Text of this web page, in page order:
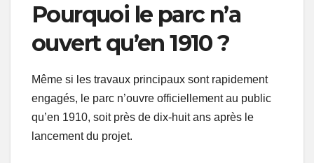
Pourquoi le parc n’a
ouvert qu’en 1910 ?
Même si les travaux principaux sont rapidement
engagés, le parc n’ouvre officiellement au public
qu’en 1910, soit près de dix-huit ans après le
lancement du projet.